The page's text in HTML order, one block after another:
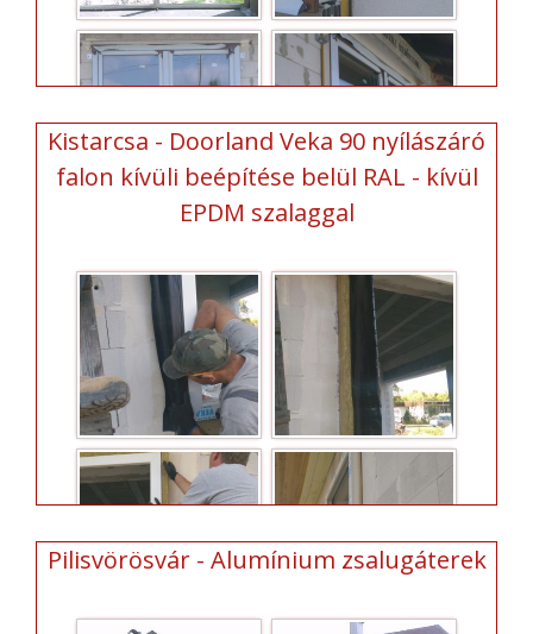
Kistarcsa - Doorland Veka 90 nyílászáró
falon kívüli beépítése belül RAL - kívül
EPDM szalaggal
Pilisvörösvár - Alumínium zsalugáterek